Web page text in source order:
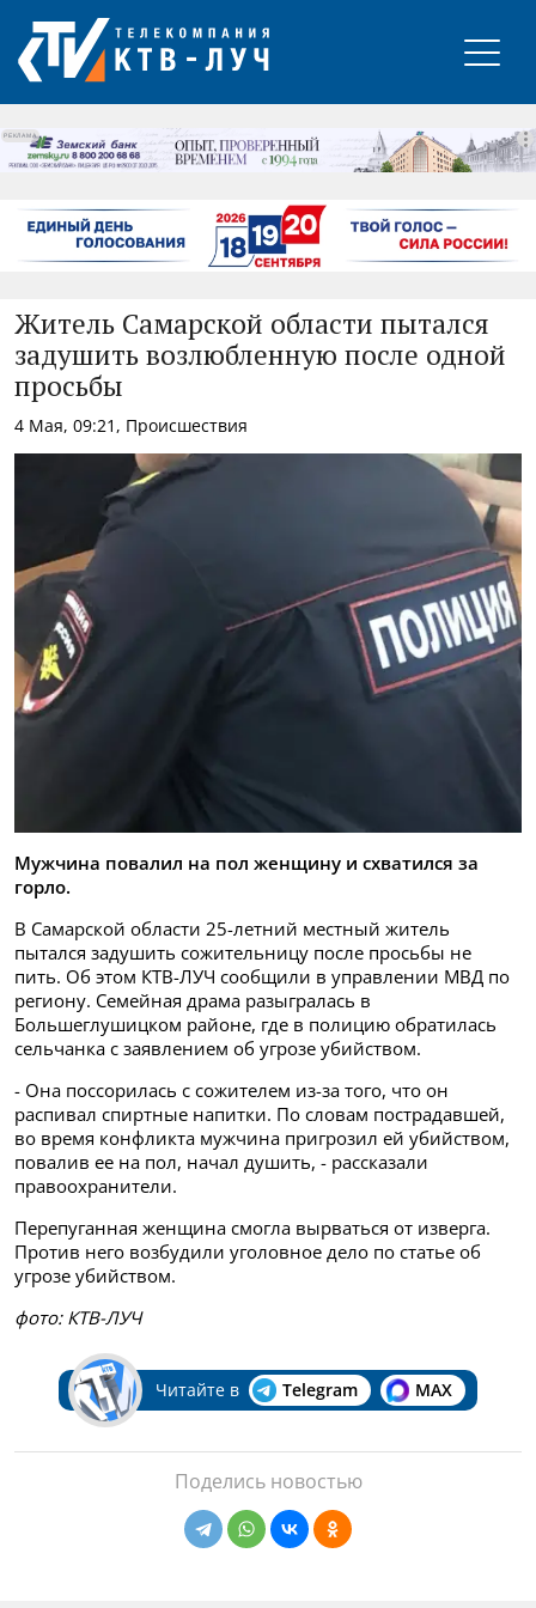
РЕКЛАМА
Житель Самарской области пытался
задушить возлюбленную после одной
просьбы
4 Мая, 09:21, Происшествия
Мужчина повалил на пол женщину и схватился за
горло.
В Самарской области 25-летний местный житель
пытался задушить сожительницу после просьбы не
пить. Об этом КТВ-ЛУЧ сообщили в управлении МВД по
региону. Семейная драма разыгралась в
Большеглушицком районе, где в полицию обратилась
сельчанка с заявлением об угрозе убийством.
- Она поссорилась с сожителем из-за того, что он
распивал спиртные напитки. По словам пострадавшей,
во время конфликта мужчина пригрозил ей убийством,
повалив ее на пол, начал душить, - рассказали
правоохранители.
Перепуганная женщина смогла вырваться от изверга.
Против него возбудили уголовное дело по статье об
угрозе убийством.
фото: КТВ-ЛУЧ
Читайте в Telegram MAX
Поделись новостью